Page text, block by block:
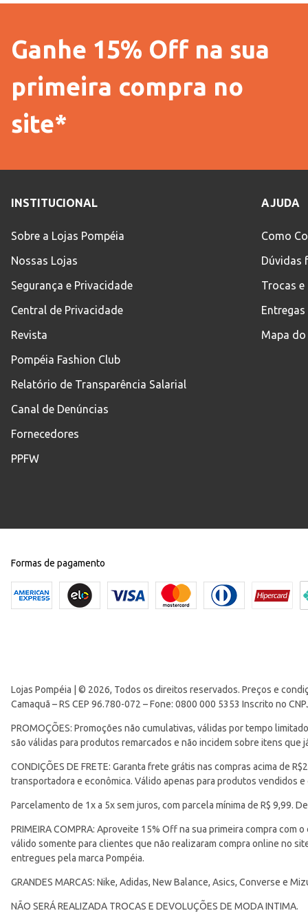
Ganhe 15% Off na sua
primeira compra no
site*
INSTITUCIONAL
Sobre a Lojas Pompéia
Nossas Lojas
Segurança e Privacidade
Central de Privacidade
Revista
Pompéia Fashion Club
Relatório de Transparência Salarial
Canal de Denúncias
Fornecedores
PPFW
AJUDA
Como
Dúvidas
Trocas e
Entregas
Mapa do
Formas de pagamento
Lojas Pompéia | © 2026, Todos os direitos reservados. Preços e
Camaquã – RS CEP 96.780-072 – Fone: 0800 000 5353 Inscrito no
PROMOÇÕES: Promoções não cumulativas, válidas por tempo
são válidas para produtos remarcados e não incidem sobre itens
CONDIÇÕES DE FRETE: Garanta frete grátis nas compras acima de
transportadora e econômica. Válido apenas para produtos vendidos
Parcelamento de 1x a 5x sem juros, com parcela mínima de R$ 9,99.
PRIMEIRA COMPRA: Aproveite 15% Off na sua primeira compra com
válido somente para clientes que não realizaram compra online no
entregues pela marca Pompéia.
GRANDES MARCAS: Nike, Adidas, New Balance, Asics, Converse e
NÃO SERÁ REALIZADA TROCAS E DEVOLUÇÕES DE MODA INTIMA.